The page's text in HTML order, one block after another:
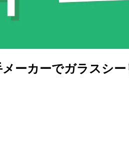
メーカーでガラス